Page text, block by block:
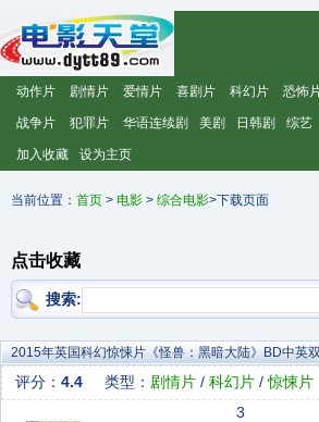
动作片 剧情片 爱情片 喜剧片 科幻片 恐怖
战争片 犯罪片 华语连续剧 美剧 日韩剧 综艺
加入收藏 设为主页
当前位置： 首页 > 电影 > 综合电影>下载页面
点击收藏
搜索:
2015年英国科幻惊悚片《怪兽：黑暗大陆》BD中英
评分： 4.4 类型： 剧情片 / 科幻片 /惊悚片
3